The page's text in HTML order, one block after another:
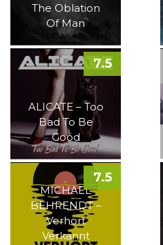
The Oblation
Of Man
ALICATE – Too
Bad To Be
Good
7.5
MICHAEL
BEHRENDT –
Verhört
Verkannt
7.5